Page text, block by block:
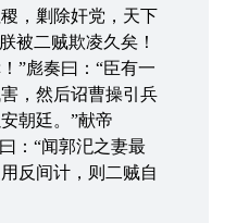
，剿除奸党，天下
被二贼欺凌久矣！
”彪奏曰：“臣有一
，然后诏曹操引兵
朝廷。”献帝
：“闻郭汜之妻最
反间计，则二贼自